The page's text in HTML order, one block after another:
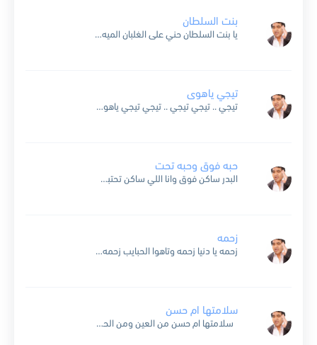
بنت السلطان
يا بنت السلطان حني على الغلبان الميه في ايديكي وعدويه عطشانعلى كوبري عباس ماشيه واشيه الناسماشيه تبص عليكي با فروته باناناساديني اديني اكتردي الميه في ايدك سكرسعيده يا حلوه سعيدهومواصلاتك...
تيجي ياهوى
تيجي .. تيجي تيجي .. تيجي تيجي ياهوى ماتيجي .. تيجي تيجي .. تيجي نتعلم سوى وندرس الفصاحه بالحب والهوى تيجي .. تيجي ياهوى .. ماتيجي ياهوى تيجي تيجي يافروته...
حبه فوق وحبه تحت
البدر ساكن فوق وانا اللي ساكن تحتبصيت لفوق بشوق مال قلبي وانجرح ياهل الله ياللي فوق طب طلوا على تحتوالا خلاص اللي فوق مش داري باللي تحت طب حبه حبه فوق وحبه...
زحمه
زحمه يا دنيا زحمه وتاهوا الحبايب زحمه ولا عادشي رحمه مولد وصاحبه غايب اجي من هنا زحمه واروح هنا زحمه هنا او هنا زحمه زحمه يا دنيا زحمه زحمه وانا...
سلامتها ام حسن
سلامتها ام حسن من العين ومن الحسد وسلامتك ياحسن من الرمش اللي حسد سلامتها سلامتها ام حسن جالها الدور اللي ماشي والدور ما لايمهاشي والعين ما تسيبهاشي محسوده ام...